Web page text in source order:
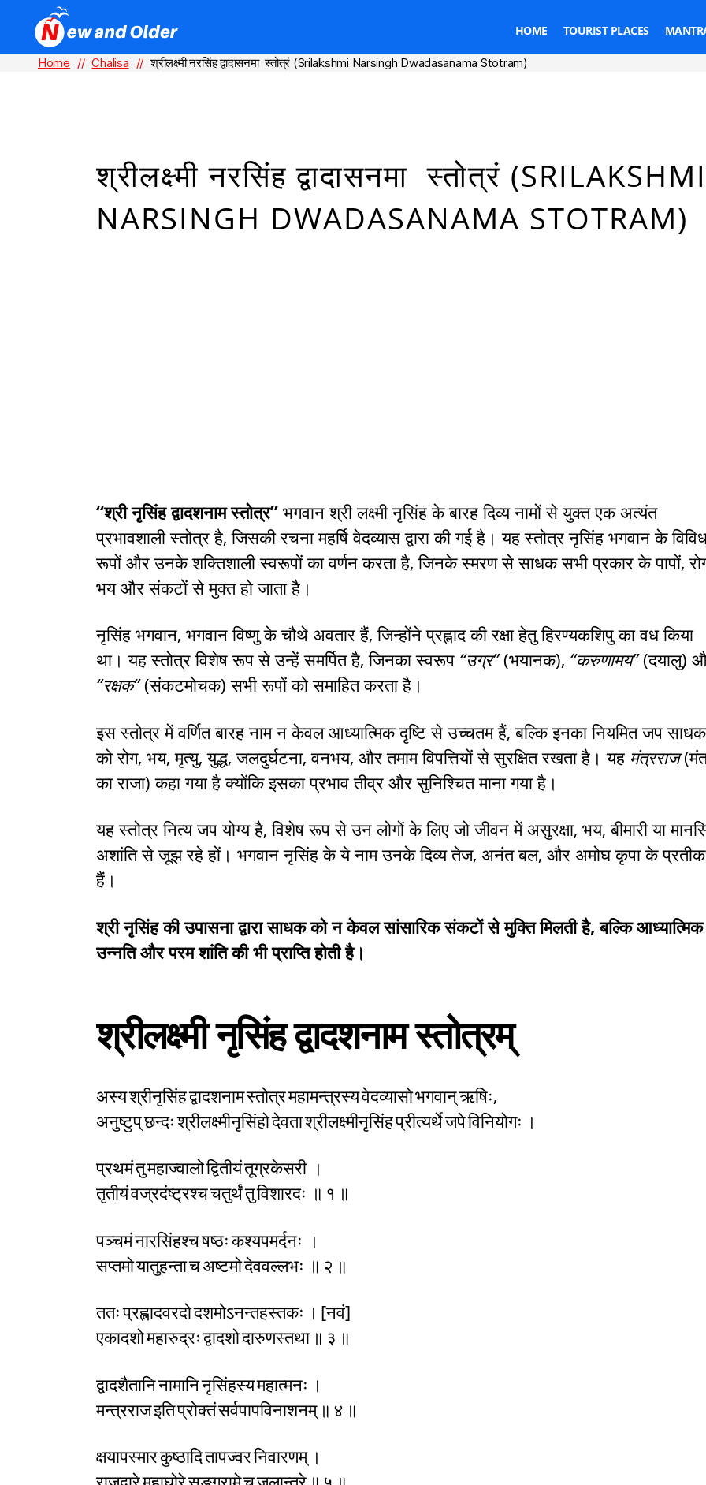
HOME TOURIST PLACES
Home // Chalisa // श्रीलक्ष्मी नरसिंह द्वादासनमा स्तोत्रं (Srilakshmi Narsingh Dwadasanama Stotram)
Categories
श्रीलक्ष्मी नरसिंह द्वादासनमा स्तोत्रं (SRILAKSHMI
NARSINGH DWADASANAMA STOTRAM)
“श्री नृसिंह द्वादशनाम स्तोत्र” भगवान श्री लक्ष्मी नृसिंह के बारह दिव्य नामों से युक्त एक अत्यंत
प्रभावशाली स्तोत्र है, जिसकी रचना महर्षि वेदव्यास द्वारा की गई है। यह स्तोत्र नृसिंह भगवान के
रूपों और उनके शक्तिशाली स्वरूपों का वर्णन करता है, जिनके स्मरण से साधक सभी प्रकार के पापों,
भय और संकटों से मुक्त हो जाता है।
नृसिंह भगवान, भगवान विष्णु के चौथे अवतार हैं, जिन्होंने प्रह्लाद की रक्षा हेतु हिरण्यकशिपु का वध किया
था। यह स्तोत्र विशेष रूप से उन्हें समर्पित है, जिनका स्वरूप “उग्र”(भयानक), “करुणामय”(दयालु)
“रक्षक”(संकटमोचक) सभी रूपों को समाहित करता है।
इस स्तोत्र में वर्णित बारह नाम न केवल आध्यात्मिक दृष्टि से उच्चतम हैं, बल्कि इनका नियमित जप साधक
को रोग, भय, मृत्यु, युद्ध, जलदुर्घटना, वनभय, और तमाम विपत्तियों से सुरक्षित रखता है। यह मंत्रराज
का राजा) कहा गया है क्योंकि इसका प्रभाव तीव्र और सुनिश्चित माना गया है।
यह स्तोत्र नित्य जप योग्य है, विशेष रूप से उन लोगों के लिए जो जीवन में असुरक्षा, भय, बीमारी या
अशांति से जूझ रहे हों। भगवान नृसिंह के ये नाम उनके दिव्य तेज, अनंत बल, और अमोघ कृपा के प्रतीक
हैं।
श्री नृसिंह की उपासना द्वारा साधक को न केवल सांसारिक संकटों से मुक्ति मिलती है, बल्कि आध्यात्मिक
उन्नति और परम शांति की भी प्राप्ति होती है।
श्रीलक्ष्मी नृसिंह द्वादशनाम स्तोत्रम्
अस्य श्रीनृसिंह द्वादशनाम स्तोत्र महामन्त्रस्य वेदव्यासो भगवान् ऋषिः,
अनुष्टुप् छन्दः श्रीलक्ष्मीनृसिंहो देवता श्रीलक्ष्मीनृसिंह प्रीत्यर्थे जपे विनियोगः ।
प्रथमं तु महाज्वालो द्वितीयं तूग्रकेसरी ।
तृतीयं वज्रदंष्ट्रश्च चतुर्थं तु विशारदः ॥ १ ॥
पञ्चमं नारसिंहश्च षष्ठः कश्यपमर्दनः ।
सप्तमो यातुहन्ता च अष्टमो देववल्लभः ॥ २ ॥
ततः प्रह्लादवरदो दशमोऽनन्तहस्तकः । [नवं]
एकादशो महारुद्रः द्वादशो दारुणस्तथा ॥ ३ ॥
द्वादशैतानि नामानि नृसिंहस्य महात्मनः ।
मन्त्रराज इति प्रोक्तं सर्वपापविनाशनम् ॥ ४ ॥
क्षयापस्मार कुष्ठादि तापज्वर निवारणम् ।